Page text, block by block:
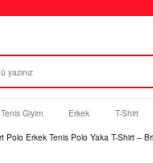
Tenis Giyim Erkek T-Shirt